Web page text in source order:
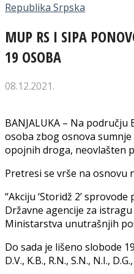
Republika Srpska
MUP RS I SIPA
19 OSOBA
08.12.2021.
BANJALUKA – Na
osoba zbog osnova
opojnih droga, neovlašten
Pretresi se vrše na osnovu
“Akciju ‘Storidž 2’
Državne agencije za
Ministarstva unutrašnjih
Do sada je lišeno slobode 19
D.V., K.B., R.N., S.N., N.I.,